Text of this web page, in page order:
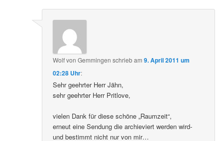
Wolf von Gemmingen schriebam9. April 2011 um
02:28 Uhr:
Sehr geehrter Herr Jähn,
sehr geehrter Herr Pritlove,
vielen Dank für diese schöne „Raumzeit“,
erneut eine Sendung die archieviert werden wird-
und bestimmt nicht nur von mir…